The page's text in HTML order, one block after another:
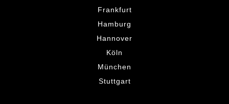
Frankfurt
Hamburg
Hannover
Köln
München
Stuttgart